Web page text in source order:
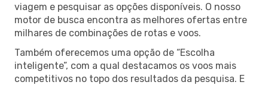
viagem e pesquisar as opções disponíveis. O nosso
motor de busca encontra as melhores ofertas entre
milhares de combinações de rotas e voos.
Também oferecemos uma opção de “Escolha
inteligente”, com a qual destacamos os voos mais
competitivos no topo dos resultados da pesquisa. E